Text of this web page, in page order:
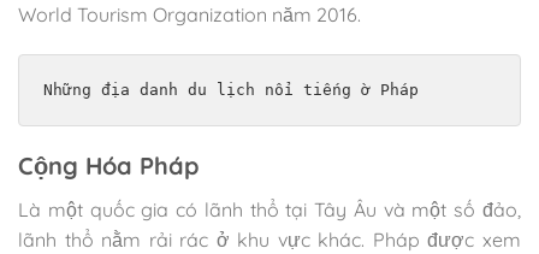
World Tourism Organization năm 2016.
Những địa danh du lịch nổi tiếng ờ Pháp
Cộng Hóa Pháp
Là một quốc gia có lãnh thổ tại Tây Âu và một số đảo,
lãnh thổ nằm rải rác ở khu vực khác. Pháp được xem